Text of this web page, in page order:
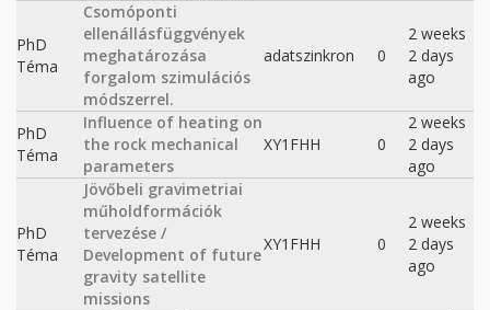
PhD
Téma
Csomóponti
ellenállásfüggvények
meghatározása
forgalom szimulációs
módszerrel.
adatszinkron 0
2 weeks
2 days
ago
PhD
Téma
Influence of heating on
the rock mechanical
parameters
XY1FHH 0
2 weeks
2 days
ago
PhD
Téma
Jövőbeli gravimetriai
műholdformációk
tervezése /
Development of future
gravity satellite
missions
XY1FHH 0
2 weeks
2 days
ago